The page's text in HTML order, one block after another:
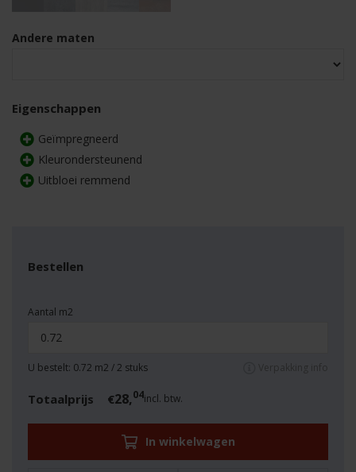
Andere maten
Eigenschappen
Geïmpregneerd
Kleurondersteunend
Uitbloei remmend
Bestellen
Aantal m2
U bestelt: 0.72 m2 /2 stuks Verpakking info
Totaalprijs €28,04incl. btw.
In winkelwagen